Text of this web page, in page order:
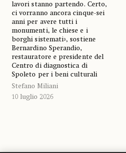
lavori stanno partendo. Certo,
ci vorranno ancora cinque-sei
anni per avere tutti i
monumenti, le chiese e i
borghi sistemati», sostiene
Bernardino Sperandio,
restauratore e presidente del
Centro di diagnostica di
Spoleto per i beni culturali
Stefano Miliani
10 luglio 2026